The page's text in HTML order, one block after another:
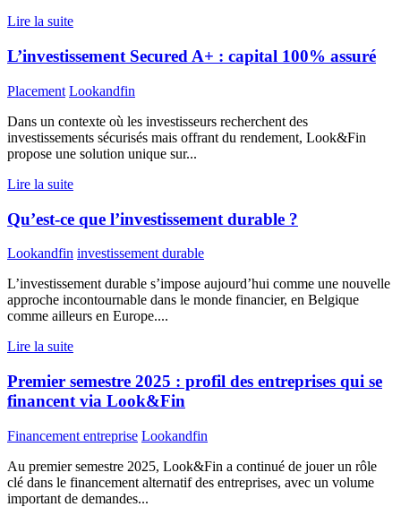
Lire la suite
L’investissement Secured A+ : capital 100% assuré
Placement Lookandfin
Dans un contexte où les investisseurs recherchent des
investissements sécurisés mais offrant du rendement, Look&Fin
propose une solution unique sur...
Lire la suite
Qu’est-ce que l’investissement durable ?
Lookandfin investissement durable
L’investissement durable s’impose aujourd’hui comme une nouvelle
approche incontournable dans le monde financier, en Belgique
comme ailleurs en Europe....
Lire la suite
Premier semestre 2025 : profil des entreprises qui se
financent via Look&Fin
Financement entreprise Lookandfin
Au premier semestre 2025, Look&Fin a continué de jouer un rôle
clé dans le financement alternatif des entreprises, avec un volume
important de demandes...